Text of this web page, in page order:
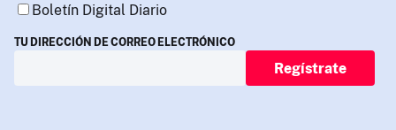
Boletín Digital Diario
TU DIRECCIÓN DE CORREO ELECTRÓNICO
Regístrate